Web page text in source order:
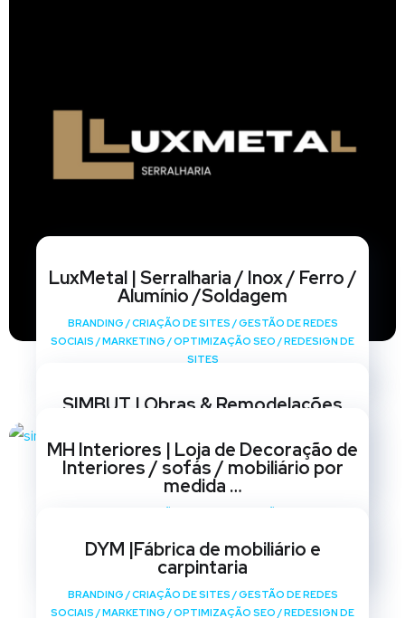
LuxMetal | Serralharia / Inox / Ferro /
Alumínio /Soldagem
BRANDING /CRIAÇÃO DE SITES /GESTÃO DE REDES
SOCIAIS /MARKETING /OPTIMIZAÇÃO SEO /REDESIGN DE
SITES
SIMBUT | Obras & Remodelações
SOCIAIS /MARKETING OPTIMIZAÇÃO SEO/ REDESIGN DE
SITES
MH Interiores | Loja de Decoração de
Interiores / sofás / mobiliário por
medida …
SITES
DYM |Fábrica de mobiliário e
carpintaria
BRANDING /CRIAÇÃO DE SITES /GESTÃO DE REDES
SOCIAIS /MARKETING /OPTIMIZAÇÃO SEO /REDESIGN DE